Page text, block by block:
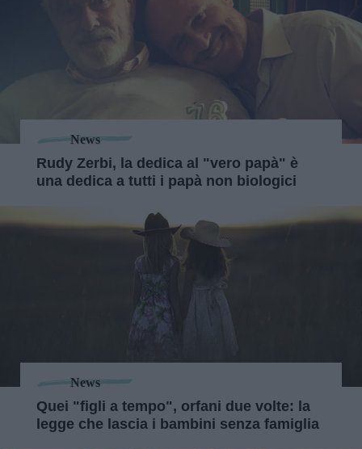
News
Rudy Zerbi, la dedica al "vero papà" è
una dedica a tutti i papà non biologici
News
Quei "figli a tempo", orfani due volte: la
legge che lascia i bambini senza famiglia